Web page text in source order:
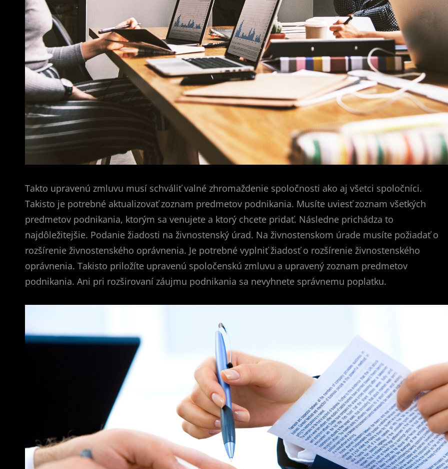
Takto upravenú zmluvu musí schváliť valné zhromaždenie spoločnosti ako aj všetci spoločníci.
Takisto je potrebné aktualizovať zoznam predmetov podnikania. Musíte uviesť zoznam všetkých
predmetov podnikania, ktorým sa venujete a ktorý chcete pridať. Následne prichádza to
najdôležitejšie. Podanie žiadosti na živnostenský úrad. Na živnostenskom úrade musíte požiadať o
rozšírenie živnostenského oprávnenia. Je potrebné vyplniť žiadosť o rozšírenie živnostenského
oprávnenia. Takisto priložíte upravenú spoločenskú zmluvu a upravený zoznam predmetov
podnikania. Ani pri rozširovaní záujmu podnikania sa nevyhnete správnemu poplatku.